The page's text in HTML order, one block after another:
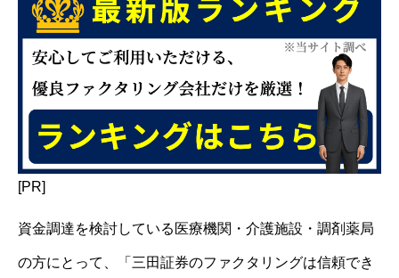
[PR]
資金調達を検討している医療機関・介護施設・調剤薬局
の方にとって、「三田証券のファクタリングは信頼でき